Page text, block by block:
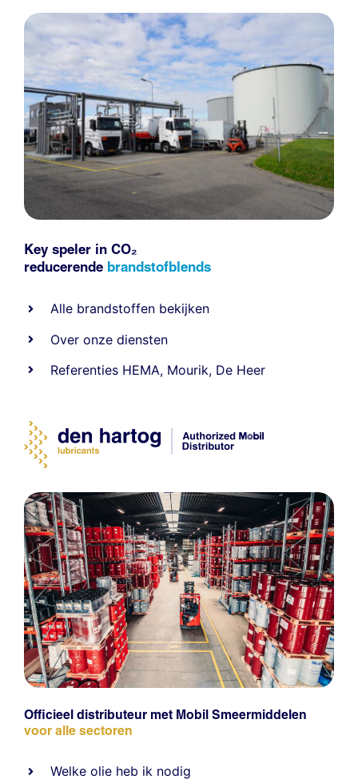
Key speler in CO₂
reducerende brandstofblends
Alle brandstoffen bekijken
Over onze diensten
Referenties HEMA, Mourik, De Heer
Officieel distributeur met Mobil Smeermiddelen
voor alle sectoren
Welke olie heb ik nodig